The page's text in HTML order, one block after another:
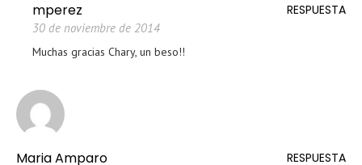
RESPUESTA
mperez
30 de noviembre de 2014
Muchas gracias Chary, un beso!!
RESPUESTA
Maria Amparo